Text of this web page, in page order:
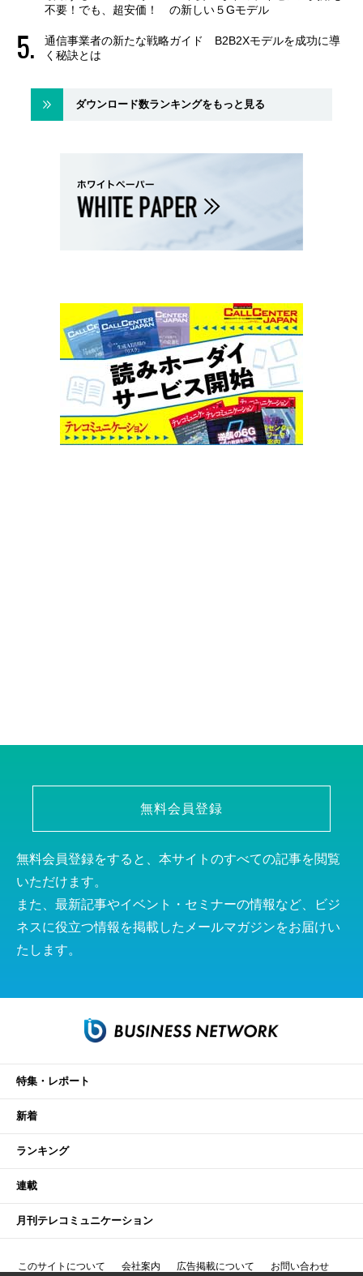
不要！でも、超安価！ の新しい５Gモデル
通信事業者の新たな戦略ガイド B2B2Xモデルを成功に導
く秘訣とは
ダウンロード数ランキングをもっと見る
無料会員登録
無料会員登録をすると、本サイトのすべての記事を閲覧
いただけます。
また、最新記事やイベント・セミナーの情報など、ビジ
ネスに役立つ情報を掲載したメールマガジンをお届けい
たします。
特集・レポート
新着
ランキング
連載
月刊テレコミュニケーション
このサイトについて 会社案内 広告掲載について お問い合わせ